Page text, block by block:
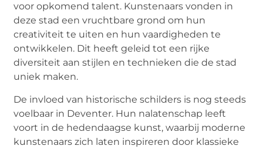
voor opkomend talent. Kunstenaars vonden in
deze stad een vruchtbare grond om hun
creativiteit te uiten en hun vaardigheden te
ontwikkelen. Dit heeft geleid tot een rijke
diversiteit aan stijlen en technieken die de stad
uniek maken.
De invloed van historische schilders is nog steeds
voelbaar in Deventer. Hun nalatenschap leeft
voort in de hedendaagse kunst, waarbij moderne
kunstenaars zich laten inspireren door klassieke